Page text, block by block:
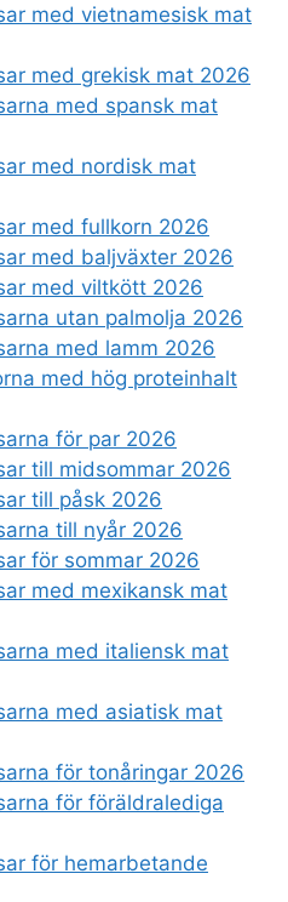
med vietnamesisk mat
med grekisk mat 2026
med spansk mat
med nordisk mat
med fullkorn 2026
med baljväxter 2026
med viltkött 2026
utan palmolja 2026
med lamm 2026
med hög proteinhalt
för par 2026
till midsommar 2026
till påsk 2026
till nyår 2026
för sommar 2026
med mexikansk mat
med italiensk mat
med asiatisk mat
för tonåringar 2026
för föräldralediga
för hemarbetande